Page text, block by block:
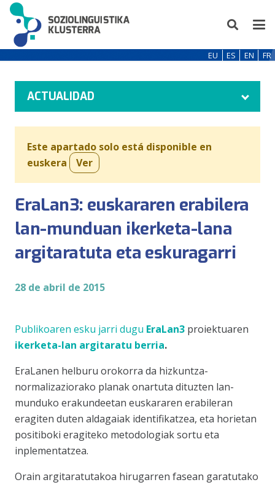
EU ES EN FR
ACTUALIDAD
Este apartado solo está disponible en
euskera
Ver
EraLan3: euskararen erabilera
lan-munduan ikerketa-lana
argitaratuta eta eskuragarri
28 de abril de 2015
Publikoaren esku jarri dugu EraLan3 proiektuaren
ikerketa-lan argitaratu berria.
EraLanen helburu orokorra da hizkuntza-
normalizaziorako planak onartuta dituzten lan-
munduko erakundeetan euskararen erabileran
eragiten duten aldagaiak identifikatzea, eta horietan
positiboki eragiteko metodologiak sortu eta
inplementatzea.
Orain argitaratutakoa hirugarren fasean garatutako